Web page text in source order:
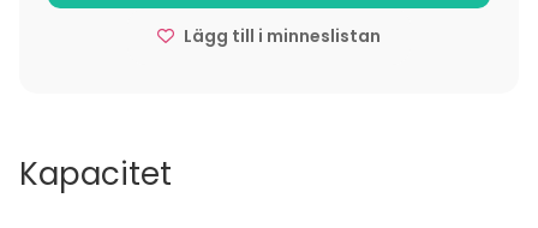
Lägg till i minneslistan
Kapacitet